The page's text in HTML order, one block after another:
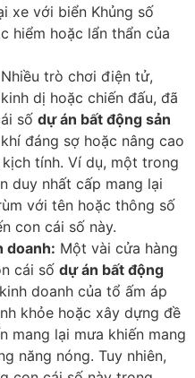
xe với biển Khủng số
hiểm hoặc lẩn thẩn của
Nhiều trò chơi điện tử,
dị hoặc chiến đấu, đã
số dự án bất động sản
đáng sợ hoặc nâng cao
tính. Ví dụ, một trong
duy nhất cấp mang lại
với tên hoặc thông số
con cái số này.
doanh: Một vài cửa hàng
cái số dự án bất động
doanh của tổ ấm áp
khỏe hoặc xây dựng đề
mang lại mưa khiến mang
năng nóng. Tuy nhiên,